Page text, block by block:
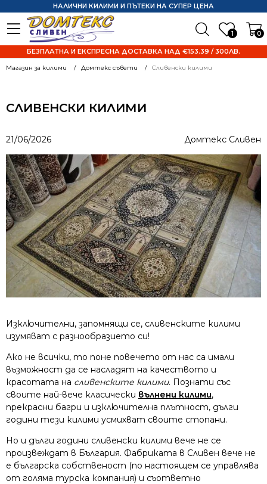
1 0
НАЛИЧНИ КИЛИМИ И ПЪТЕКИ НА СУПЕР ЦЕНА
БЕЗПЛАТНА И ЕКСПРЕСНА ДОСТАВКА НАД €153.39 / 300ЛВ.
Магазин за килими Домтекс съвети Сливенски килими
СЛИВЕНСКИ КИЛИМИ
21/06/2026 Домтекс Сливен
Изключителни, запомнящи се, сливенските килими
изумяват с разнообразието си!
Ако не всички, то поне повечето от нас са имали
възможност да се насладят на качеството и
красотата на сливенските килими. Познати със
своите най-вече класически вълнени килими,
прекрасни багри и изключителна плътност, дълги
години тези килими усмихват своите стопани.
Но и дълги години сливенски килими вече не се
произвеждат в България. Фабриката в Сливен вече не
е българска собственост (по настоящем се управлява
от голяма турска компания) и съответно